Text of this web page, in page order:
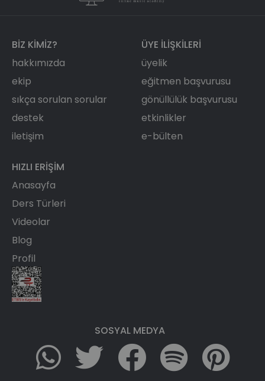
BIZ KIMIZ?
hakkımızda
ekip
sıkça sorulan sorular
destek
iletişim
ÜYE ILIŞKILERI
üyelik
eğitmen başvurusu
gönüllülük başvurusu
etkinlikler
e-bülten
HIZLI ERIŞIM
Anasayfa
Ders Türleri
Videolar
Blog
Profil
SOSYAL MEDYA